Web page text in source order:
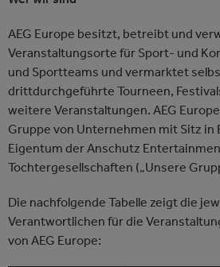
AEG Europe besitzt, betreibt und
Veranstaltungsorte für Sport- und
und Sportteams und vermarktet
drittdurchgeführte Tourneen,
weitere Veranstaltungen. AEG
Gruppe von Unternehmen mit Sitz in
Eigentum der Anschutz
Tochtergesellschaften („Unsere
Die nachfolgende Tabelle zeigt die
Verantwortlichen für die
von AEG Europe: